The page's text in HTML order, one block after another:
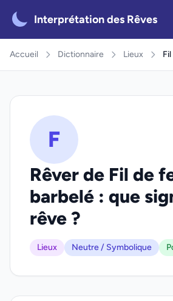
Interprétation des Rêves
Accueil Dictionnaire Lieux
F
Rêver de Fil de
barbelé : que
rêve ?
Lieux Neutre / Symbolique